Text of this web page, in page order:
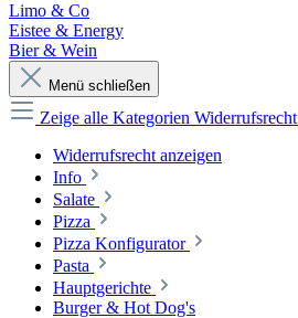
Limo & Co
Eistee & Energy
Bier & Wein
Menü schließen
Zeige alle Kategorien Widerrufsrecht
Widerrufsrecht anzeigen
Info
Salate
Pizza
Pizza Konfigurator
Pasta
Hauptgerichte
Burger & Hot Dog's